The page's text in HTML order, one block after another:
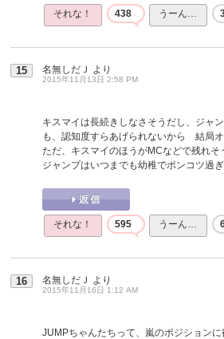
それな！ 438 うーん…
15 名無しだＪ より
2015年11月13日 2:58 PM
キスマイは長続きしなさそうだし、ジャ
も、認知度すらあげられないから 結局
ただ、キスマイのほうがMCなどで残れそ
ジャンプはいつまでも幼稚でポンコツ過
それな！ 595 うーん…
16 名無しだＪ より
2015年11月16日 1:12 AM
JUMPちゃんたちって、嵐のポジション